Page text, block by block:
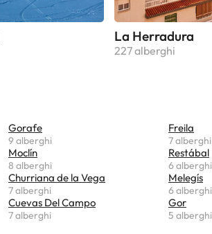
La Herradura
227 alberghi
Gorafe
9 alberghi
Moclín
8 alberghi
Churriana de la Vega
7 alberghi
Cuevas Del Campo
7 alberghi
Freila
7 alberghi
Restábal
6 alberghi
Melegís
6 alberghi
Gor
5 alberghi